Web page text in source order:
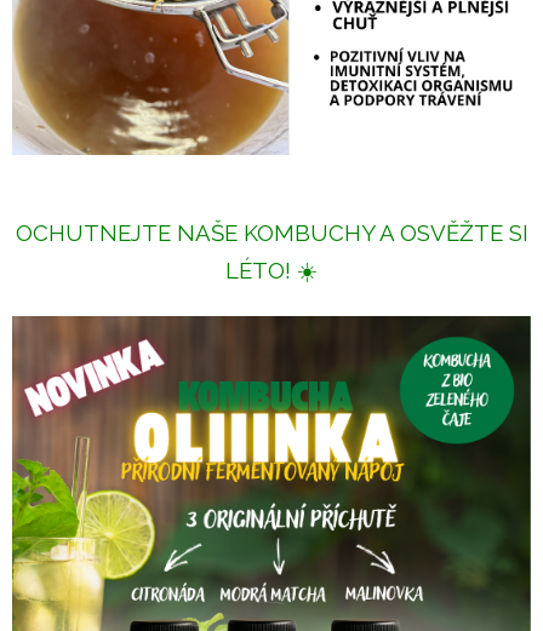
OCHUTNEJTE NAŠE KOMBUCHY A OSVĚŽTE SI
LÉTO! ☀️